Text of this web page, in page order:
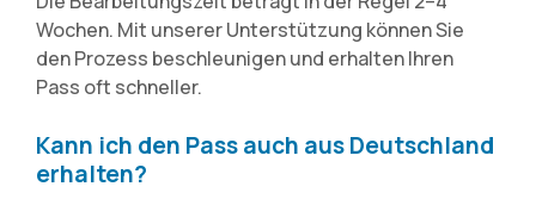
Wochen. Mit unserer Unterstützung können Sie
den Prozess beschleunigen und erhalten Ihren
Pass oft schneller.
Kann ich den Pass auch aus Deutschland
erhalten?